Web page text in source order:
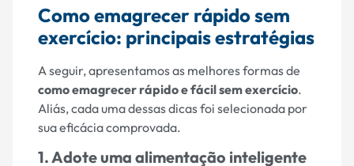
Como emagrecer rápido sem
exercício: principais estratégias
A seguir, apresentamos as melhores formas de
como emagrecer rápido e fácil sem exercício.
Aliás, cada uma dessas dicas foi selecionada por
sua eficácia comprovada.
1. Adote uma alimentação inteligente